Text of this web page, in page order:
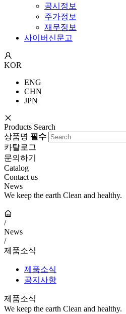
공시정보
주가정보
재무정보
사이버신문고
KOR
ENG
CHN
JPN
Products Search
상품명 필수
카탈로그
문의하기
Catalog
Contact us
News
We keep the earth Clean and healthy.
/
News
/
제품소식
제품소식
공지사항
제품소식
We keep the earth Clean and healthy.